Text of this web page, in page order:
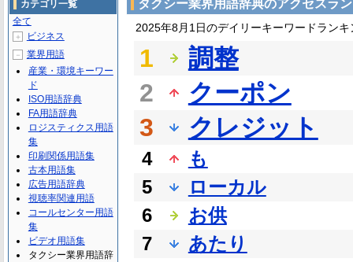
タクシー業界用語辞典のアクセスラ
2025年8月1日のデイリーキーワードランキ
1
調整
2
クーポン
3
クレジット
4
も
5
ローカル
6
お供
7
あたり
カテゴリ一覧
全て
＋ ビジネス
－
業界用語
産業・環境キーワー
ド
ISO用語辞典
FA用語辞典
ロジスティクス用語
集
印刷関係用語集
古本用語集
広告用語辞典
視聴率関連用語
コールセンター用語
集
ビデオ用語集
タクシー業界用語辞